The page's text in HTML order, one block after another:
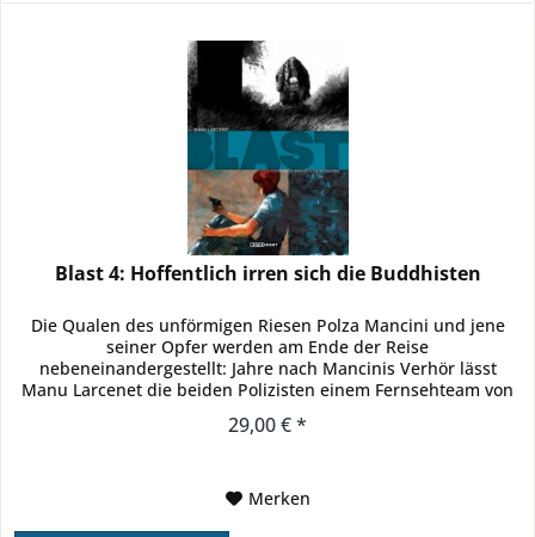
Blast 4: Hoffentlich irren sich die Buddhisten
Die Qualen des unförmigen Riesen Polza Mancini und jene
seiner Opfer werden am Ende der Reise
nebeneinandergestellt: Jahre nach Mancinis Verhör lässt
Manu Larcenet die beiden Polizisten einem Fernsehteam von
29,00 € *
Merken